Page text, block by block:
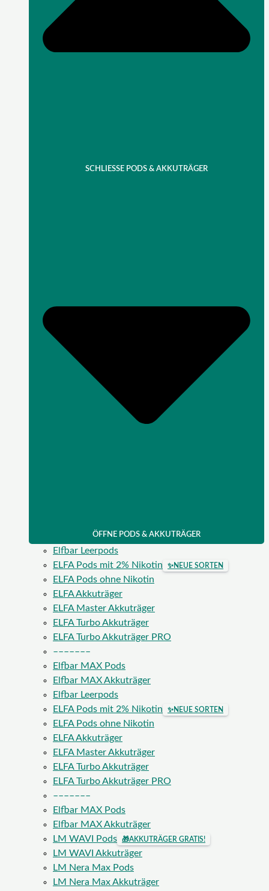
SCHLIESSE PODS & AKKUTRÄGER
ÖFFNE PODS & AKKUTRÄGER
Elfbar Leerpods
ELFA Pods mit 2% Nikotin
✨NEUE SORTEN
ELFA Pods ohne Nikotin
ELFA Akkuträger
ELFA Master Akkuträger
ELFA Turbo Akkuträger
ELFA Turbo Akkuträger PRO
–––––––
Elfbar MAX Pods
Elfbar MAX Akkuträger
Elfbar Leerpods
ELFA Pods mit 2% Nikotin
✨NEUE SORTEN
ELFA Pods ohne Nikotin
ELFA Akkuträger
ELFA Master Akkuträger
ELFA Turbo Akkuträger
ELFA Turbo Akkuträger PRO
–––––––
Elfbar MAX Pods
Elfbar MAX Akkuträger
LM WAVI Pods
🎁AKKUTRÄGER GRATIS!
LM WAVI Akkuträger
LM Nera Max Pods
LM Nera Max Akkuträger